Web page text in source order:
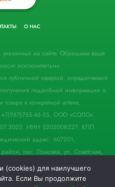
О НАС
указанных на сайте. Обращаем ваше
исключительно
публичной офертой, определяемой
подробной информации о
в конкретной аптеке,
+7(987)755-48-55. ООО «СОЛО».
ИНН 5202008227; КПП
адрес: 607201,
пос. Ломовка, ул. Советская,
Все права защищены.
(cookies) для наилучшего
Если Вы продолжите